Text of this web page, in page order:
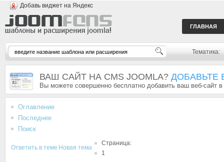
Добавь виджет на Яндекс
ГЛАВНАЯ
Тематика:
ВАШ САЙТ НА CMS JOOMLA? ДОБАВЬТЕ
Вы можете совершенно бесплатно добавить ваш веб-сайт
Оглавление
Последнее
Поиск
Ответить в теме Новая тема
Страница:
1